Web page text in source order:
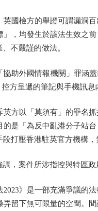
檢方的舉證可謂漏洞百
」，均發生於該法生效之
不嚴謹的做法。
外國情報機關」罪涵蓋
方呈遞的筆記與手機訊
以「莫須有」的罪名抓
的是「為反中亂港分子站
打壓香港駐英官方機構
案件所涉指控與特區政
》是一部充滿爭議的法
弄留下無可限量的空間。